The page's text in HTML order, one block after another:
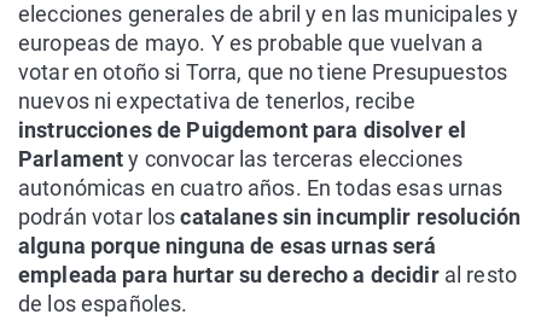
elecciones generales de abril y en las municipales y
europeas de mayo. Y es probable que vuelvan a
votar en otoño si Torra, que no tiene Presupuestos
nuevos ni expectativa de tenerlos, recibe
instrucciones de Puigdemont para disolver el
Parlamenty convocar las terceras elecciones
autonómicas en cuatro años. En todas esas urnas
podrán votar loscatalanes sin incumplir resolución
alguna porque ninguna de esas urnas será
empleada para hurtar su derecho a decidir al resto
de los españoles.